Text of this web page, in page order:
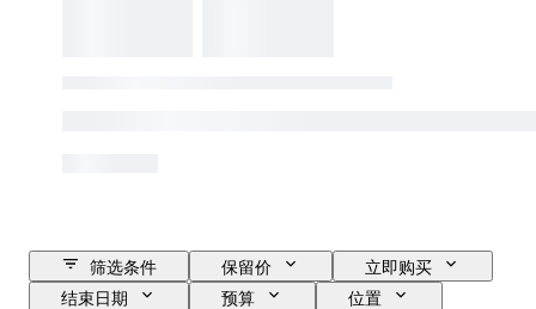
筛选条件 保留价
立即购买
结束日期
预算
位置